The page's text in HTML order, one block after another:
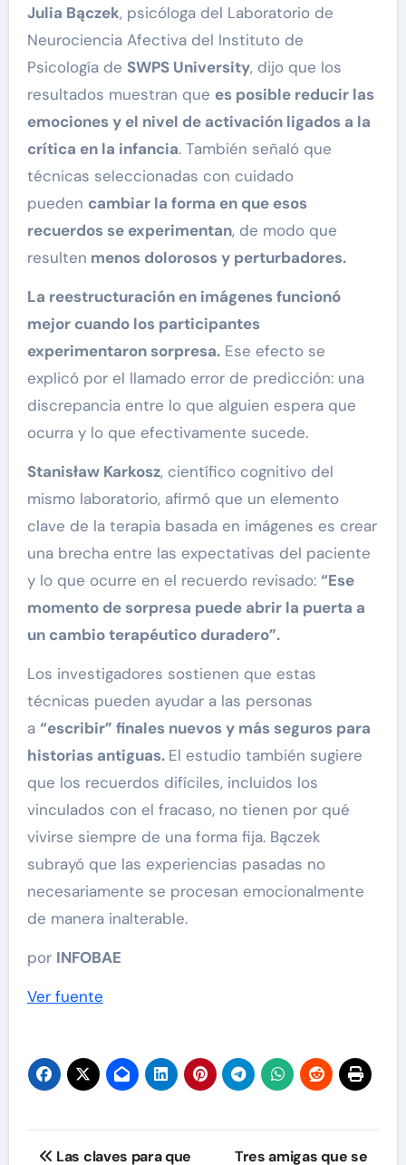
Julia Bączek, psicóloga del Laboratorio de
Neurociencia Afectiva del Instituto de
Psicología de SWPS University, dijo que los
resultados muestran que es posible reducir las
emociones y el nivel de activación ligados a la
crítica en la infancia. También señaló que
técnicas seleccionadas con cuidado
pueden cambiar la forma en que esos
recuerdos se experimentan, de modo que
resulten menos dolorosos y perturbadores.
La reestructuración en imágenes funcionó
mejor cuando los participantes
experimentaron sorpresa.Ese efecto se
explicó por el llamado error de predicción: una
discrepancia entre lo que alguien espera que
ocurra y lo que efectivamente sucede.
Stanisław Karkosz, científico cognitivo del
mismo laboratorio, afirmó que un elemento
clave de la terapia basada en imágenes es crear
una brecha entre las expectativas del paciente
y lo que ocurre en el recuerdo revisado: “Ese
momento de sorpresa puede abrir la puerta a
un cambio terapéutico duradero”.
Los investigadores sostienen que estas
técnicas pueden ayudar a las personas
a “escribir” finales nuevos y más seguros para
historias antiguas. El estudio también sugiere
que los recuerdos difíciles, incluidos los
vinculados con el fracaso, no tienen por qué
vivirse siempre de una forma fija. Bączek
subrayó que las experiencias pasadas no
necesariamente se procesan emocionalmente
de manera inalterable.
por INFOBAE
Ver fuente
Navegación
Las claves para que Tres amigas que se